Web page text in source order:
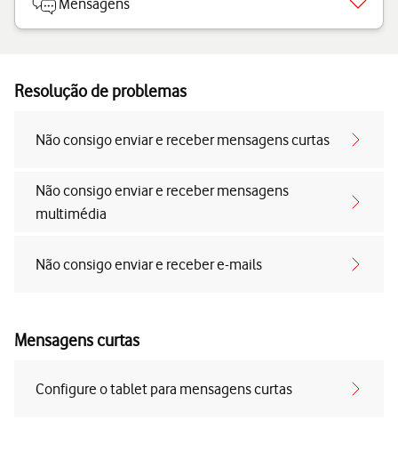
Mensagens
Resolução de problemas
Não consigo enviar e receber mensagens curtas
Não consigo enviar e receber mensagens
multimédia
Não consigo enviar e receber e-mails
Mensagens curtas
Configure o tablet para mensagens curtas